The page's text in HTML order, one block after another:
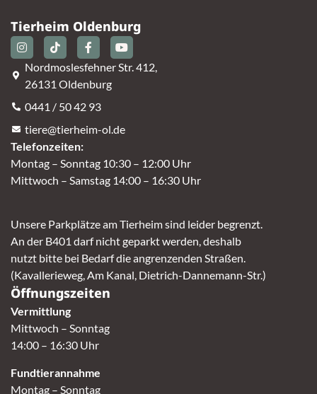
Tierheim Oldenburg
Nordmoslesfehner Str. 412,
26131 Oldenburg
0441 / 50 42 93
tiere@tierheim-ol.de
Telefonzeiten:
Montag – Sonntag 10:30 – 12:00 Uhr
Mittwoch – Samstag 14:00 – 16:30 Uhr
Unsere Parkplätze am Tierheim sind leider begrenzt.
An der B401 darf nicht geparkt werden, deshalb
nutzt bitte bei Bedarf die angrenzenden Straßen.
(Kavallerieweg, Am Kanal, Dietrich-Dannemann-Str.)
Öffnungszeiten
Vermittlung
Mittwoch – Sonntag
14:00 – 16:30 Uhr
Fundtierannahme
Montag – Sonntag